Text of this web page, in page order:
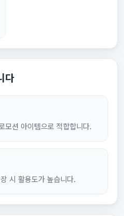
다
모션 아이템으로 적합합니다.
시 활용도가 높습니다.